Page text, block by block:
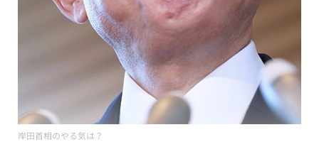
岸田首相のやる気は？